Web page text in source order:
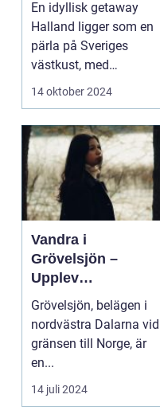
En idyllisk getaway
Halland ligger som en
pärla på Sveriges
västkust, med
fantastis...
14 oktober 2024
Vandra i
Grövelsjön –
Upplev
spektakulär natur
och
vildmarksupplevel
ser på nära håll
Grövelsjön, belägen i
nordvästra Dalarna vid
gränsen till Norge, är
en...
14 juli 2024